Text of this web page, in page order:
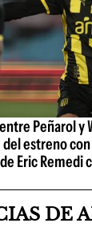
Peñarol y
estreno
Eric Remedi
DE